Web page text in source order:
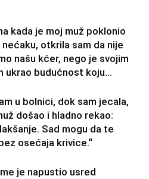
kada je moj muž poklonio
otkrila sam da nije
našu kćer, nego je svojim
ukrao budućnost koju...
u bolnici, dok sam jecala,
došao i hladno rekao:
Sad mogu da te
osećaja krivice.“
je napustio usred